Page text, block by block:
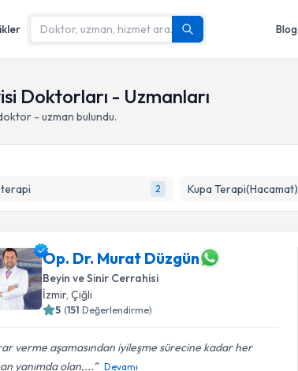
Blog
Doktorları - Uzmanları
- uzman bulundu.
2 Kupa Terapi(Hacamat)
Op. Dr. Murat Düzgün
Beyin ve Sinir Cerrahisi
İzmir,Çiğli
5 (151 Değerlendirme)
verme aşamasından iyileşme sürecine kadar her
yanımda olan,...
Devamı